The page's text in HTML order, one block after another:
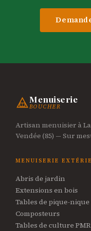
maîtrisons
bois
Menuiserie
BOUCHER
Artisan menuisier à
Vendée (85) — Sur
MENUISERIE
Abris de jardin
Extensions en bois
Tables de pique-nique
Composteurs
Tables de culture PMR